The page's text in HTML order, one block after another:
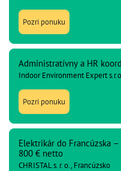
Pozri ponuku
Administratívny a HR
Indoor Environment Expert
Pozri ponuku
Elektrikár do Francúzska
800 € netto
CHRISTAL s. r. o., Francúzsko